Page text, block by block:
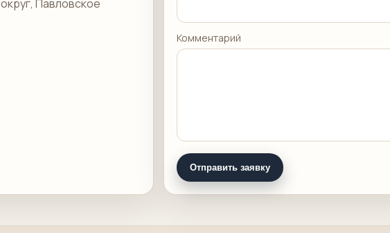
Павловское
Комментарий
Отправить заявку